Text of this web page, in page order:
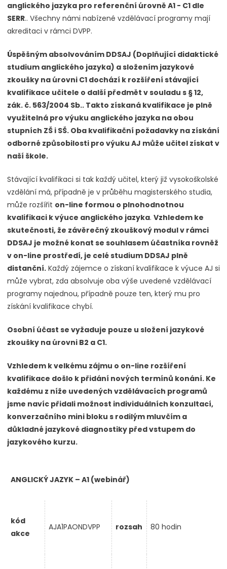
anglického jazyka pro referenční úrovně A1 - C1 dle
SERR.. Všechny námi nabízené vzdělávací programy mají
akreditaci v rámci DVPP.
Úspěšným absolvováním DDSAJ (Doplňující didaktické
studium anglického jazyka) a složením jazykové
zkoušky na úrovni C1 dochází k rozšíření stávající
kvalifikace učitele o další předmět v souladu s § 12,
zák. č. 563/2004 Sb.. Takto získaná kvalifikace je plně
využitelná pro výuku anglického jazyka na obou
stupních ZŠ i SŠ. Oba kvalifikační požadavky na získání
odborné způsobilosti pro výuku AJ může učitel získat v
naší škole.
Stávající kvalifikaci si tak každý učitel, který již vysokoškolské
vzdělání má, případně je v průběhu magisterského studia,
může rozšířit on-line formou o plnohodnotnou
kvalifikaci k výuce anglického jazyka. Vzhledem ke
skutečnosti, že závěrečný zkouškový modul v rámci
DDSAJ je možné konat se souhlasem účastníka rovněž
v on-line prostředí, je celé studium DDSAJ plně
distanční. Každý zájemce o získaní kvalifikace k výuce AJ si
může vybrat, zda absolvuje oba výše uvedené vzdělávací
programy najednou, případně pouze ten, který mu pro
získání kvalifikace chybí.
Osobní účast se vyžaduje pouze u složení jazykové
zkoušky na úrovni B2 a C1.
Vzhledem k velkému zájmu o on-line rozšíření
kvalifikace došlo k přidání nových termínů konání. Ke
každému z níže uvedených vzdělávacích programů
jsme navíc přidali možnost individuálních konzultací,
konverzačního mini bloku s rodilým mluvčím a
důkladné jazykové diagnostiky před vstupem do
jazykového kurzu.
ANGLICKÝ JAZYK – A1 (webinář)
kód
akce
AJA1PAONDVPP rozsah 80 hodin